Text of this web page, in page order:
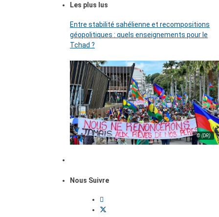
Les plus lus
Entre stabilité sahélienne et recompositions
géopolitiques : quels enseignements pour le
Tchad ?
© (DR)
Nous Suivre